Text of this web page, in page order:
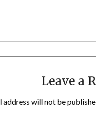
Leave a
address will not be